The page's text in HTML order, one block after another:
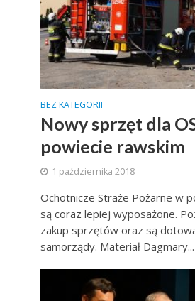
BEZ KATEGORII
Nowy sprzęt dla
powiecie rawskim
1 października 2018
Ochotnicze Straże Pożarne w
są coraz lepiej wyposażone.
zakup sprzętów oraz są
samorządy. Materiał Dagmary...